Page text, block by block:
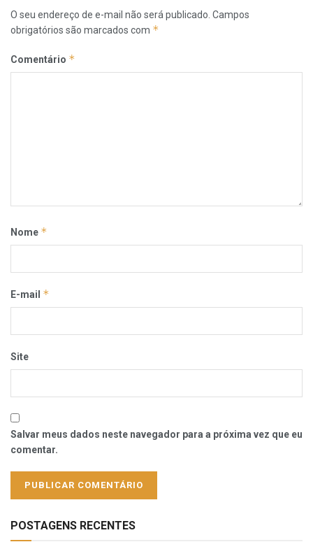
O seu endereço de e-mail não será publicado. Campos
obrigatórios são marcados com *
Comentário *
Nome *
E-mail *
Site
Salvar meus dados neste navegador para a próxima vez que eu
comentar.
POSTAGENS RECENTES